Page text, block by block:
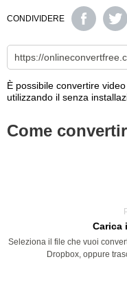
CONDIVIDERE
È possibile convertire
utilizzando il senza
Come
Carica
Seleziona il file che vuoi
Dropbox, oppure